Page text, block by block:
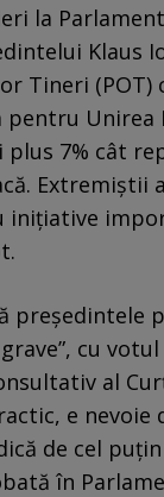
la
Klaus
Tineri (POT)
Unirea
7% cât
Extremiștii
inițiative
președintele
cu
al
e nevoie
de cel puțin
în